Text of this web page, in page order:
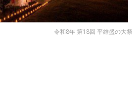
令和8年 第18回 平維盛の大祭